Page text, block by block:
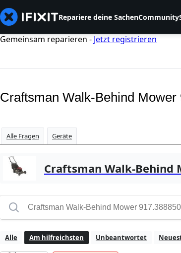
Repariere deine SachenCommunity
Gemeinsam reparieren - Jetzt registrieren
Craftsman Walk-Behind
Alle Fragen Geräte
Craftsman Walk-Behind
Alle Am hilfreichsten Unbeantwortet